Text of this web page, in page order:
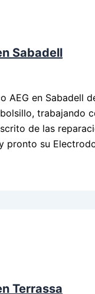
Sabadell
AEG en Sabadell
trabajando
de las
pronto su
Terrassa